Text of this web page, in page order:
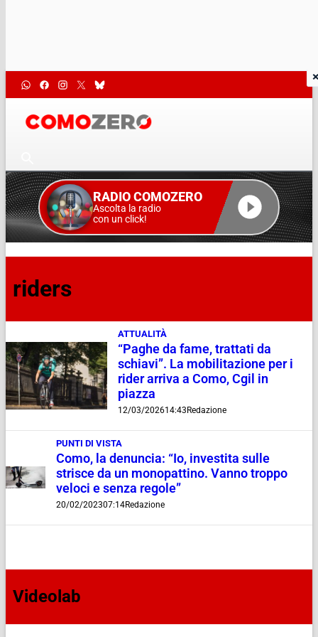
RADIO COMOZERO
Ascolta la radio
con un click!
riders
ATTUALITÀ
“Paghe da fame, trattati da
schiavi”. La mobilitazione per i
rider arriva a Como, Cgil in
piazza
12/03/202614:43Redazione
PUNTI DI VISTA
Como, la denuncia: “Io, investita sulle
strisce da un monopattino. Vanno troppo
veloci e senza regole”
20/02/202307:14Redazione
Videolab